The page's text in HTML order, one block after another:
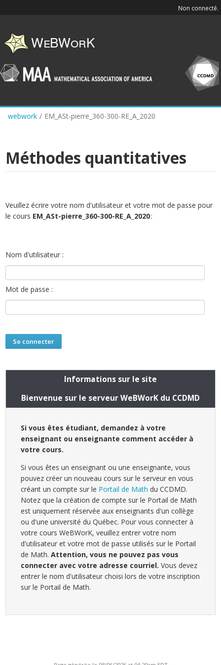
content
Non connecté.
webwork / EM_ASt-pierre_360-300-RE_A_2020
Méthodes quantitatives
Veuillez écrire votre nom d'utilisateur et votre mot de passe pour
le cours EM_ASt-pierre_360-300-RE_A_2020:
Nom d'utilisateur :
Mot de passe :
Informations sur le site
Bienvenue sur le serveur WeBWorK du CCDMD
Si vous êtes étudiant, demandez à votre
enseignant ou enseignante comment accéder à
votre cours.
Si vous êtes un enseignant ou une enseignante, vous
pouvez créer un nouveau cours sur le serveur en vous
créant un compte sur le Portail de Math du CCDMD.
Notez que la création de compte sur le Portail de Math
est uniquement réservée aux enseignants d'un collège
ou d'une université du Québec. Pour vous connecter à
votre cours WeBWorK, veuillez entrer votre nom
d'utilisateur et votre mot de passe utilisés sur le Portail
de Math.Attention, vous ne pouvez pas vous
connecter avec votre adresse courriel. Vous devez
entrer le nom d'utilisateur choisi lors de votre inscription
sur le Portail de Math.